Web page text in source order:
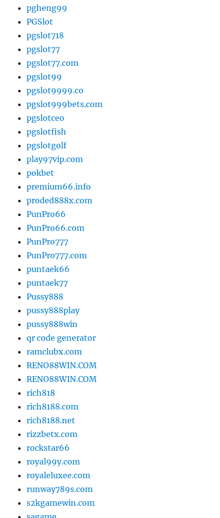
pgheng99
PGSlot
pgslot718
pgslot77
pgslot77.com
pgslot99
pgslot9999.co
pgslot999bets.com
pgslotceo
pgslotfish
pgslotgolf
play97vip.com
pokbet
premium66.info
proded888x.com
PunPro66
PunPro66.com
PunPro777
PunPro777.com
puntaek66
puntaek77
Pussy888
pussy888play
pussy888win
qr code generator
ramclubx.com
RENO88WIN.COM
RENO88WIN.COM
rich818
rich8188.com
rich8188.net
rizzbetx.com
rockstar66
royal99y.com
royaleluxee.com
runway789s.com
s2kgamewin.com